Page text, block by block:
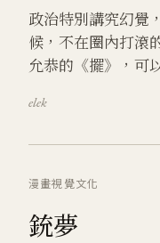
政治特別講究幻覺
候，不在圈內打滾
允恭的《擺》，可
elek
漫畫視覺文化
銃夢